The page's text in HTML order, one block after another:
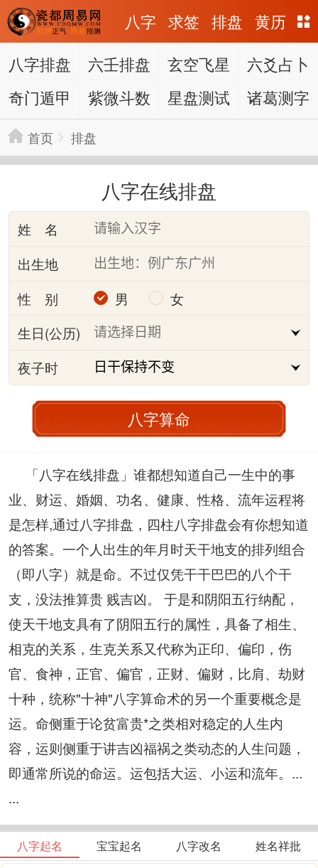
八字 求签 排盘 黄历
八字排盘
六壬排盘 玄空飞星
六爻占卜
奇门遁甲
紫微斗数 星盘测试 诸葛测字
首页 排盘
八字在线排盘
姓 名
出生地
性 别
男
女
生日(公历)
夜子时
八字算命
「八字在线排盘」谁都想知道自己一生中的事
业、财运、婚姻、功名、健康、性格、流年运程将
是怎样,通过八字排盘，四柱八字排盘会有你想知道
的答案。一个人出生的年月时天干地支的排列组合
（即八字）就是命。不过仅凭干干巴巴的八个干
支，没法推算贵 贱吉凶。 于是和阴阳五行纳配，
使天干地支具有了阴阳五行的属性，具备了相生、
相克的关系，生克关系又代称为正印、偏印，伤
官、食神，正官、偏官，正财、偏财，比肩、劫财
十种，统称"十神"八字算命术的另一个重要概念是
运。命侧重于论贫富贵*之类相对稳定的人生内
容，运则侧重于讲吉凶福祸之类动态的人生问题，
即通常所说的命运。运包括大运、小运和流年。...
...
八字起名 宝宝起名 八字改名 姓名祥批